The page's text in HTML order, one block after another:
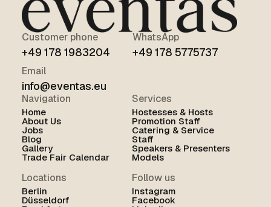
Customer phone
+49 178 1983204
WhatsApp
+49 178 5775737
Email
info@eventas.eu
Navigation
Home
About Us
Jobs
Blog
Gallery
Trade Fair Calendar
Services
Hostesses & Hosts
Promotion Staff
Catering & Service
Staff
Speakers & Presenters
Models
Locations
Berlin
Düsseldorf
Follow us
Instagram
Facebook